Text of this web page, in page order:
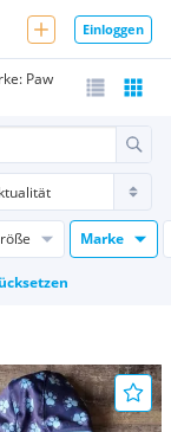
Einloggen
Paw
Marke